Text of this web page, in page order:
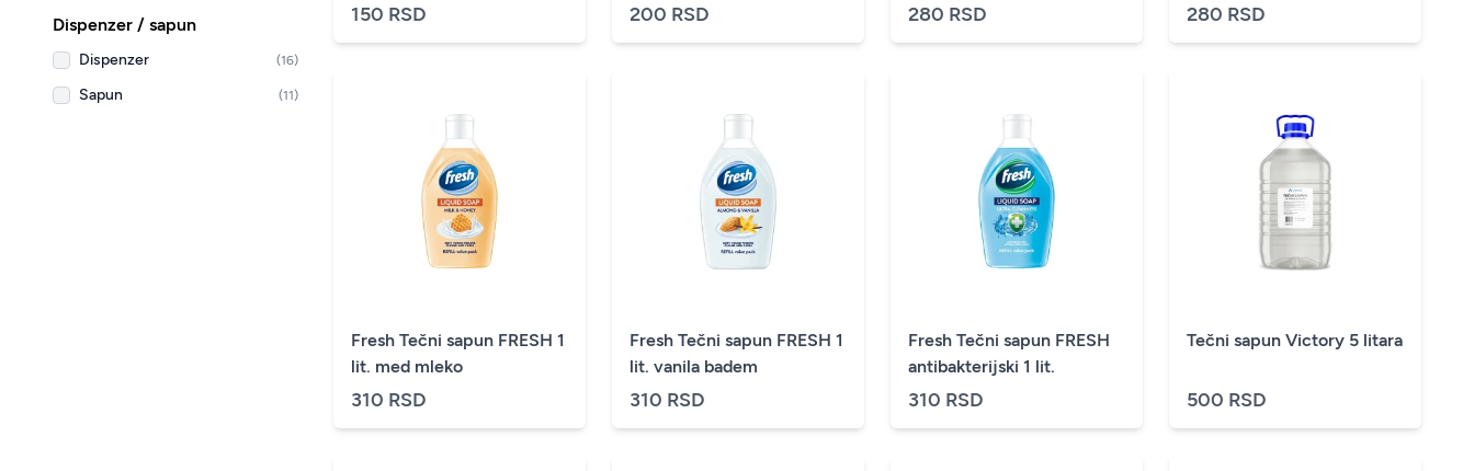
Dispenzer / sapun
Dispenzer (16)
Sapun (11)
150 RSD 200 RSD 280 RSD 280 RSD
Fresh Tečni sapun FRESH 1
lit. med mleko
310 RSD
Fresh Tečni sapun FRESH 1
lit. vanila badem
310 RSD
Fresh Tečni sapun FRESH
antibakterijski 1 lit.
310 RSD
Tečni sapun Victory 5 litara
500 RSD